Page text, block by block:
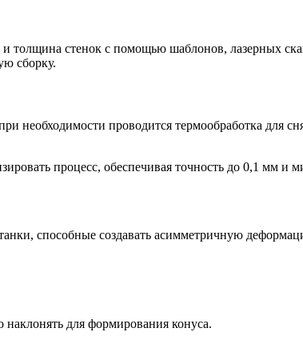
толщина стенок с помощью шаблонов, лазерных
сборку.
необходимости проводится термообработка для
процесс, обеспечивая точность до 0,1 мм и
способные создавать асимметричную
для формирования конуса.